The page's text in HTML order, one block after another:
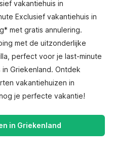
vakantiehuis in
Exclusief vakantiehuis in
met gratis annulering.
met de uitzonderlijke
perfect voor je last-minute
Griekenland. Ontdek
vakantiehuizen in
je perfecte vakantie!
in Griekenland